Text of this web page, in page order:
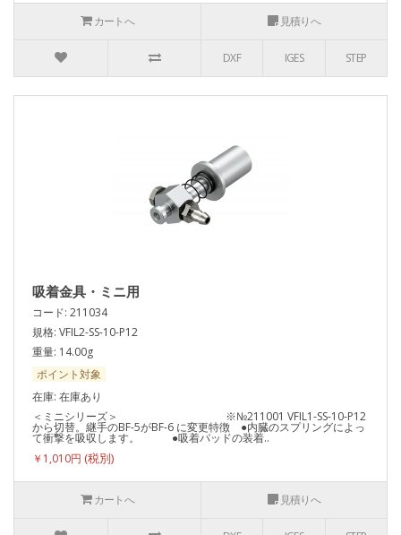
カートへ 見積りへ
DXF IGES STEP
吸着金具・ミニ用
コード: 211034
規格: VFIL2-SS-10-P12
重量: 14.00g
ポイント対象
在庫: 在庫あり
＜ミニシリーズ＞ ※№211001 VFIL1-SS-10-P12
から切替。継手のBF-5がBF-6 に変更特徴 ●内臓のスプリングによっ
て衝撃を吸収します。 ●吸着パッドの装着..
￥1,010円
カートへ 見積りへ